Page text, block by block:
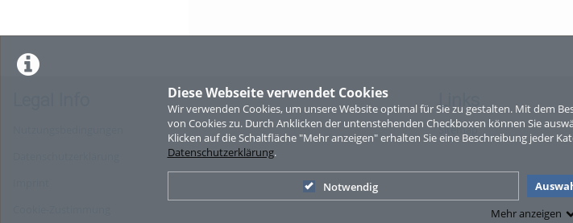
Diese Webseite verwendet Cookies
Wir verwenden Cookies, um unsere Website optimal für Sie zu gestalten. Mit dem
von Cookies zu. Durch Anklicken der untenstehenden Checkboxen können Sie
Klicken auf die Schaltfläche "Mehr anzeigen" erhalten Sie eine Beschreibung jeder
Datenschutzerklärung.
Notwendig
Mehr anzeigen
Links
Sitemap